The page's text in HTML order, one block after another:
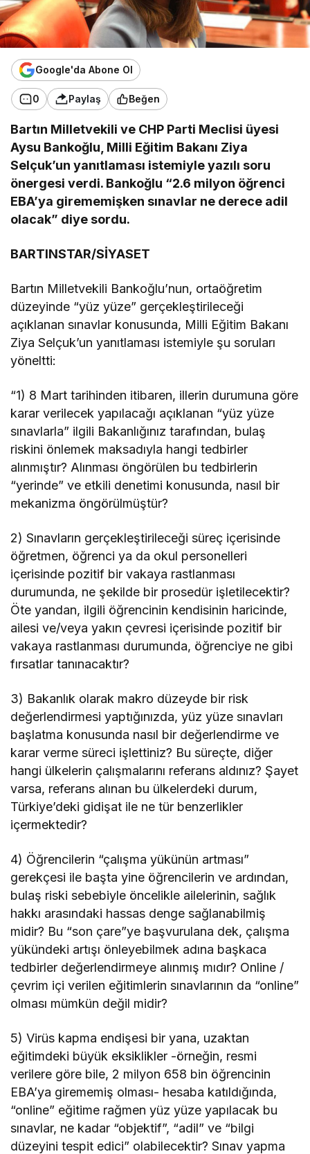
Google'da Abone Ol
0 Paylaş Beğen
Bartın Milletvekili ve CHP Parti Meclisi üyesi
Aysu Bankoğlu, Milli Eğitim Bakanı Ziya
Selçuk’un yanıtlaması istemiyle yazılı soru
önergesi verdi. Bankoğlu “2.6 milyon öğrenci
EBA’ya girememişken sınavlar ne derece adil
olacak” diye sordu.
BARTINSTAR/SİYASET
Bartın Milletvekili Bankoğlu’nun, ortaöğretim
düzeyinde “yüz yüze” gerçekleştirileceği
açıklanan sınavlar konusunda, Milli Eğitim Bakanı
Ziya Selçuk’un yanıtlaması istemiyle şu soruları
yöneltti:
“1) 8 Mart tarihinden itibaren, illerin durumuna göre
karar verilecek yapılacağı açıklanan “yüz yüze
sınavlarla” ilgili Bakanlığınız tarafından, bulaş
riskini önlemek maksadıyla hangi tedbirler
alınmıştır? Alınması öngörülen bu tedbirlerin
“yerinde” ve etkili denetimi konusunda, nasıl bir
mekanizma öngörülmüştür?
2) Sınavların gerçekleştirileceği süreç içerisinde
öğretmen, öğrenci ya da okul personelleri
içerisinde pozitif bir vakaya rastlanması
durumunda, ne şekilde bir prosedür işletilecektir?
Öte yandan, ilgili öğrencinin kendisinin haricinde,
ailesi ve/veya yakın çevresi içerisinde pozitif bir
vakaya rastlanması durumunda, öğrenciye ne gibi
fırsatlar tanınacaktır?
3) Bakanlık olarak makro düzeyde bir risk
değerlendirmesi yaptığınızda, yüz yüze sınavları
başlatma konusunda nasıl bir değerlendirme ve
karar verme süreci işlettiniz? Bu süreçte, diğer
hangi ülkelerin çalışmalarını referans aldınız? Şayet
varsa, referans alınan bu ülkelerdeki durum,
Türkiye’deki gidişat ile ne tür benzerlikler
içermektedir?
4) Öğrencilerin “çalışma yükünün artması”
gerekçesi ile başta yine öğrencilerin ve ardından,
bulaş riski sebebiyle öncelikle ailelerinin, sağlık
hakkı arasındaki hassas denge sağlanabilmiş
midir? Bu “son çare”ye başvurulana dek, çalışma
yükündeki artışı önleyebilmek adına başkaca
tedbirler değerlendirmeye alınmış mıdır? Online /
çevrim içi verilen eğitimlerin sınavlarının da “online”
olması mümkün değil midir?
5) Virüs kapma endişesi bir yana, uzaktan
eğitimdeki büyük eksiklikler -örneğin, resmi
verilere göre bile, 2 milyon 658 bin öğrencinin
EBA’ya girememiş olması- hesaba katıldığında,
“online” eğitime rağmen yüz yüze yapılacak bu
sınavlar, ne kadar “objektif”, “adil” ve “bilgi
düzeyini tespit edici” olabilecektir? Sınav yapma